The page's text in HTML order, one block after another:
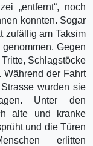
„entfernt“, noch
konnten. Sogar
zufällig am Taksim
Gegen
Schlagstöcke
Während der Fahrt
wurden sie
Unter den
alte und kranke
und die Türen
erlitten